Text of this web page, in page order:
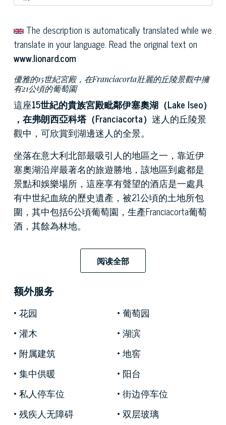
The description is automatically translated while we
translate in your language. Read the original text on
www.lionard.com
優雅的15世紀宮殿，在Franciacorta壯麗的丘陵景觀中擁
有21公頃的葡萄園
這座15世紀的貴族宮殿毗鄰伊塞奧湖（Lake Iseo）
，在弗朗西亞科塔（Franciacorta） 迷人的丘陵景
觀中，可欣賞到湖邊迷人的全景。
坐落在意大利北部最吸引人的地區之一，靠近伊
塞奧湖沿岸最著名的旅遊勝地，該地區到處都是
景點和娛樂場所，這座享有聲望的酒店是一處具
有中世紀血統的歷史遺產，被21公頃的土地所包
圍，其中包括6公頃葡萄園，生產Franciacorta葡萄
酒，其餘為林地。
經過剛剛完成的精心裝修，並影響了該物業長達
十年之久，觸及了雄偉的外牆和精緻的內飾，經
過最初的項目預見將其轉變為一座古老的建築，
這座出色的建築終於恢復了其古老的魅力。迷人
成的概念提供了非常高的規格，並帶有豪華的飾
面，還需要部分定制。
保留了一些珍貴的壁畫，特別是精美的壁畫，使
它們得以重現，巧妙地裝飾了雄偉的接待室的原
始大理石和石材壁爐，古老的裝置以及由木地板
製成的木質屋頂。 15世紀的板栗；此外，所有系
統都已經過重新製造，現在功能完善。
阅读全部
额外服务
花园
葡萄园
灌木
湖滨
附属建筑
地窖
集中供暖
阳台
私人停车位
街边停车位
残疾人无障碍
双层玻璃